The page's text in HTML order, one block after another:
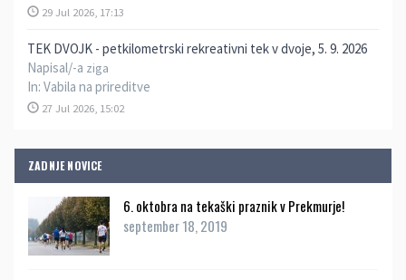
29 Jul 2026, 17:13
TEK DVOJK - petkilometrski rekreativni tek v dvoje, 5. 9. 2026
Napisal/-a ziga
In: Vabila na prireditve
27 Jul 2026, 15:02
ZADNJE NOVICE
6. oktobra na tekaški praznik v Prekmurje!
september 18, 2019